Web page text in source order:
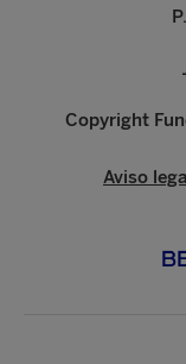
Copyright
Aviso